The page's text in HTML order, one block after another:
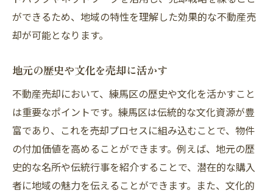
ができるため、地域の特性を理解した効果的な不動産売
却が可能となります。
地元の歴史や文化を売却に活かす
不動産売却において、練馬区の歴史や文化を活かすこと
は重要なポイントです。練馬区は伝統的な文化資源が豊
富であり、これを売却プロセスに組み込むことで、物件
の付加価値を高めることができます。例えば、地元の歴
史的な名所や伝統行事を紹介することで、潜在的な購入
者に地域の魅力を伝えることができます。また、文化的